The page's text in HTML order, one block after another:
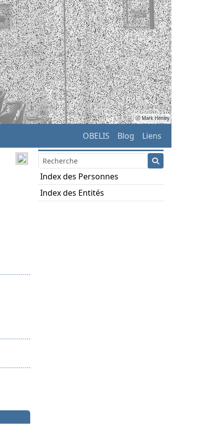
ⓒ Mark Henley
OBELIS Blog Liens
Index des Personnes
Index des Entités